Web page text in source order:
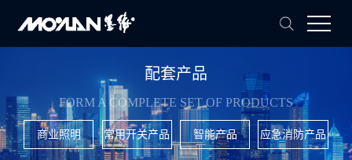
配套产品
FORM A COMPLETE SET OF PRODUCTS
商业照明 常用开关产品 智能产品 应急消防产品